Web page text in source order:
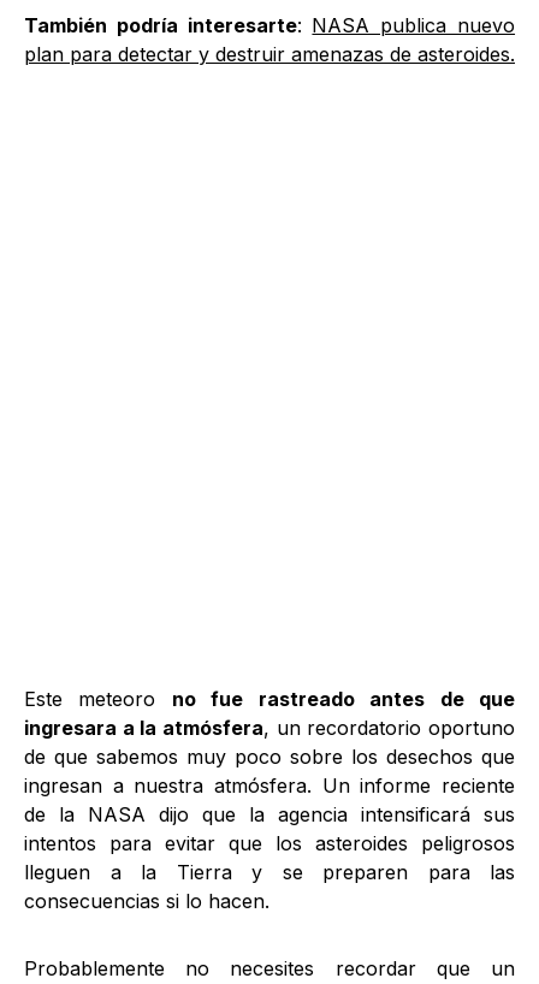
También podría interesarte: NASA publica nuevo
plan para detectar y destruir amenazas de asteroides.
Este meteoro no fue rastreado antes de que
ingresara a la atmósfera, un recordatorio oportuno
de que sabemos muy poco sobre los desechos que
ingresan a nuestra atmósfera. Un informe reciente
de la NASA dijo que la agencia intensificará sus
intentos para evitar que los asteroides peligrosos
lleguen a la Tierra y se preparen para las
consecuencias si lo hacen.
Probablemente no necesites recordar que un